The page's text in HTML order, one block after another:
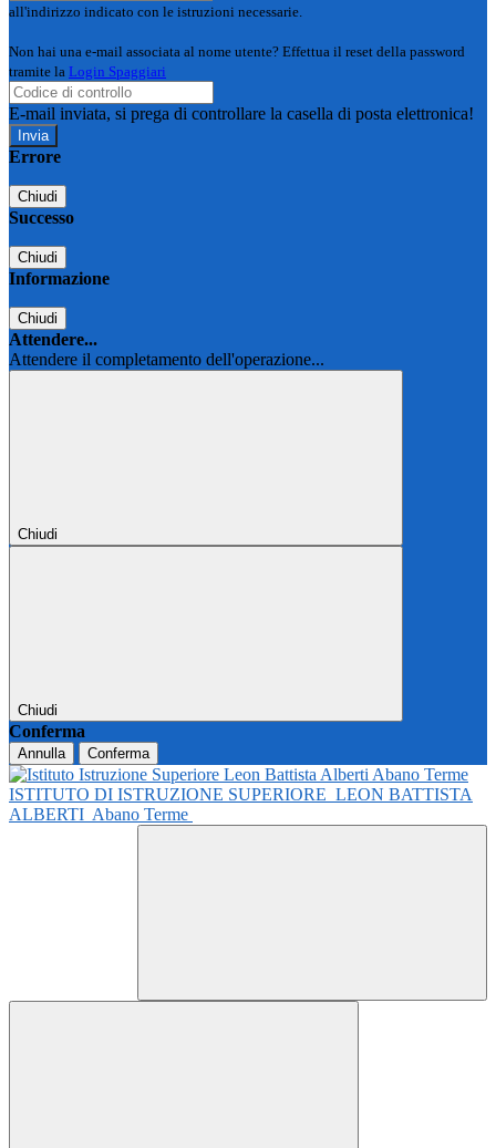
all'indirizzo indicato con le istruzioni necessarie.
Non hai una e-mail associata al nome utente? Effettua il reset della password
tramite la Login Spaggiari
E-mail inviata, si prega di controllare la casella di posta elettronica!
Errore
Chiudi
Successo
Chiudi
Informazione
Chiudi
Attendere...
Attendere il completamento dell'operazione...
Chiudi
Chiudi
Conferma
Annulla Conferma
ISTITUTO DI ISTRUZIONE SUPERIORE LEON BATTISTA
ALBERTI Abano Terme